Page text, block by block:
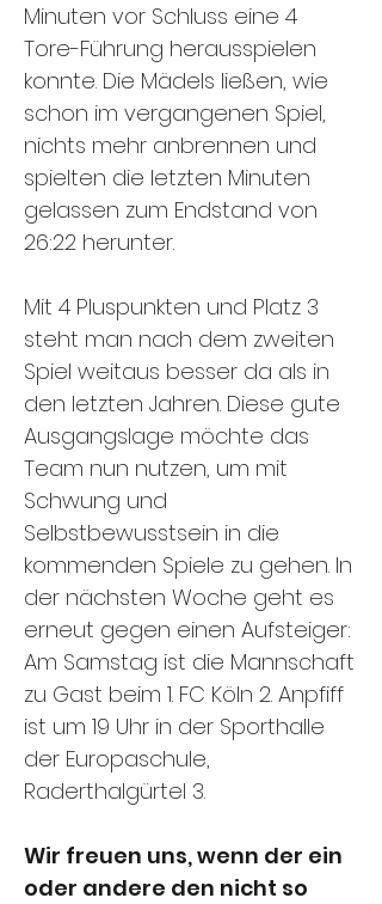
Minuten vor Schluss eine 4
Tore-Führung herausspielen
konnte. Die Mädels ließen, wie
schon im vergangenen Spiel,
nichts mehr anbrennen und
spielten die letzten Minuten
gelassen zum Endstand von
26:22 herunter.
Mit 4 Pluspunkten und Platz 3
steht man nach dem zweiten
Spiel weitaus besser da als in
den letzten Jahren. Diese gute
Ausgangslage möchte das
Team nun nutzen, um mit
Schwung und
Selbstbewusstsein in die
kommenden Spiele zu gehen. In
der nächsten Woche geht es
erneut gegen einen Aufsteiger:
Am Samstag ist die Mannschaft
zu Gast beim 1. FC Köln 2. Anpfiff
ist um 19 Uhr in der Sporthalle
der Europaschule,
Raderthalgürtel 3.
Wir freuen uns, wenn der ein
oder andere den nicht so